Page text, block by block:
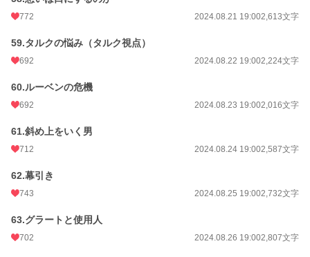
772 2024.08.21 19:002,613文字
59.タルクの悩み（タルク視点）
692 2024.08.22 19:002,224文字
60.ルーベンの危機
692 2024.08.23 19:002,016文字
61.斜め上をいく男
712 2024.08.24 19:002,587文字
62.幕引き
743 2024.08.25 19:002,732文字
63.グラートと使用人
702 2024.08.26 19:002,807文字